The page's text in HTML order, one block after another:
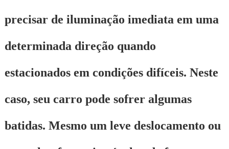
precisar de iluminação imediata em uma
determinada direção quando
estacionados em condições difíceis. Neste
caso, seu carro pode sofrer algumas
batidas. Mesmo um leve deslocamento ou